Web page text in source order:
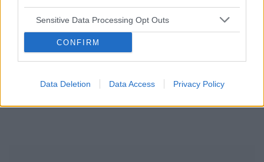
Sensitive Data Processing Opt Outs
CONFIRM
Data Deletion Data Access Privacy Policy